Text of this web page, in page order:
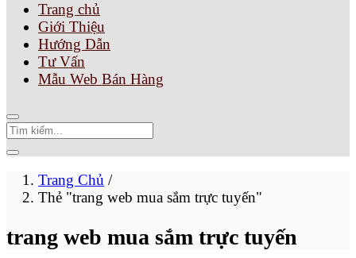
Trang chủ
Giới Thiệu
Hướng Dẫn
Tư Vấn
Mẫu Web Bán Hàng
Trang Chủ /
Thẻ "trang web mua sắm trực tuyến"
trang web mua sắm trực tuyến